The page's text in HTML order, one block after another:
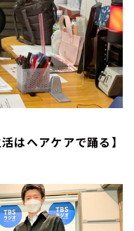
はヘアケアで踊る】